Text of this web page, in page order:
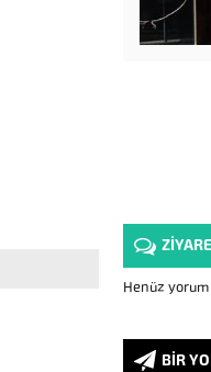
Henüz yorum
BİR